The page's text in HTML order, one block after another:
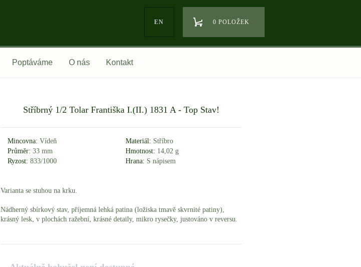
EN 0 POLOŽEK
Poptáváme O nás Kontakt
Stříbrný 1/2 Tolar Františka I.(II.) 1831 A - Top Stav!
Mincovna: Vídeň Materiál: Stříbro
Průměr: 33 mm Hmotnost: 14,02 g
Ryzost: 833/1000 Hrana: S nápisem
Varianta se stuhou na krku.
Nádherný sbírkový stav, příjemná lehká patina (ložiska tmavě skvrnité patiny),
krásný lesk, v plochách ražební, krásné detaily, mikro rysečky, justováno v reversu.